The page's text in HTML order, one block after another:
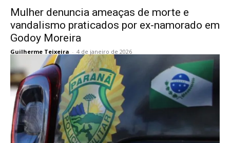
Mulher denuncia ameaças de morte e
vandalismo praticados por ex-namorado em
Godoy Moreira
Guilherme Teixeira - 4 de janeiro de 2026